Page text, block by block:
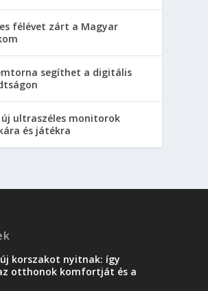
félévet zárt a Magyar
segíthet a digitális
új ultraszéles monitorok
és játékra
korszakot nyitnak: így
otthonok komfortját és a